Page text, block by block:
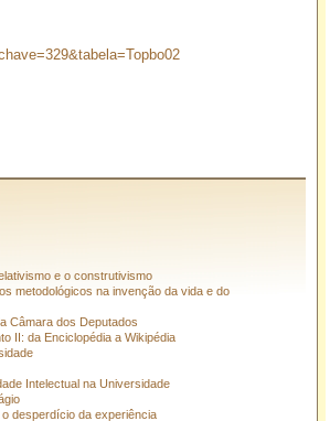
e o construtivismo
metodológicos na invenção da vida e do
Câmara dos Deputados
II: da Enciclopédia a Wikipédia
Intelectual na Universidade
desperdício da experiência